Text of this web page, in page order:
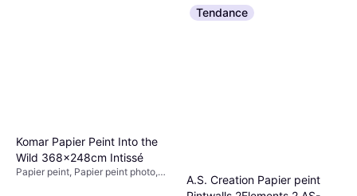
Komar Papier Peint Into the
Wild 368x248cm Intissé
Papier peint, Papier peint photo,
Tendance
A.S. Creation Papier peint